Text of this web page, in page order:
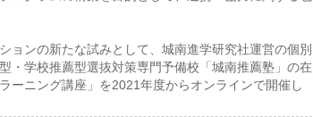
ョンの新たな試みとして、城南進学研究社運営の個別
・学校推薦型選抜対策専門予備校「城南推薦塾」の在
ーニング講座」を2021年度からオンラインで開催し